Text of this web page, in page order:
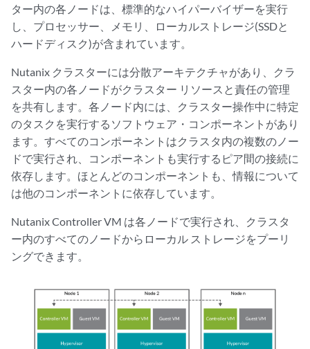
ター内の各ノードは、標準的なハイパーバイザーを実行
し、プロセッサー、メモリ、ローカルストレージ(SSDと
ハードディスク)が含まれています。
Nutanix クラスターには分散アーキテクチャがあり、クラ
スター内の各ノードがクラスター リソースと責任の管理
を共有します。各ノード内には、クラスター操作中に特定
のタスクを実行するソフトウェア・コンポーネントがあり
ます。すべてのコンポーネントはクラスタ内の複数のノー
ドで実行され、コンポーネントも実行するピア間の接続に
依存します。ほとんどのコンポーネントも、情報について
は他のコンポーネントに依存しています。
Nutanix Controller VM は各ノードで実行され、クラスタ
ー内のすべてのノードからローカル ストレージをプーリ
ングできます。